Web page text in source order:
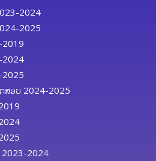
2024
2025
2019
2024
2025
ສອບ 2024-2025
2023-2024